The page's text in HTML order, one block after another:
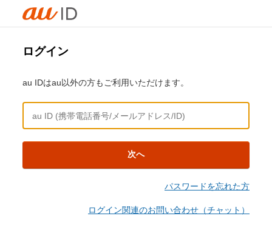
ログイン
au IDはau以外の方もご利用いただけます。
次へ
パスワードを忘れた方
ログイン関連のお問い合わせ（チャット）